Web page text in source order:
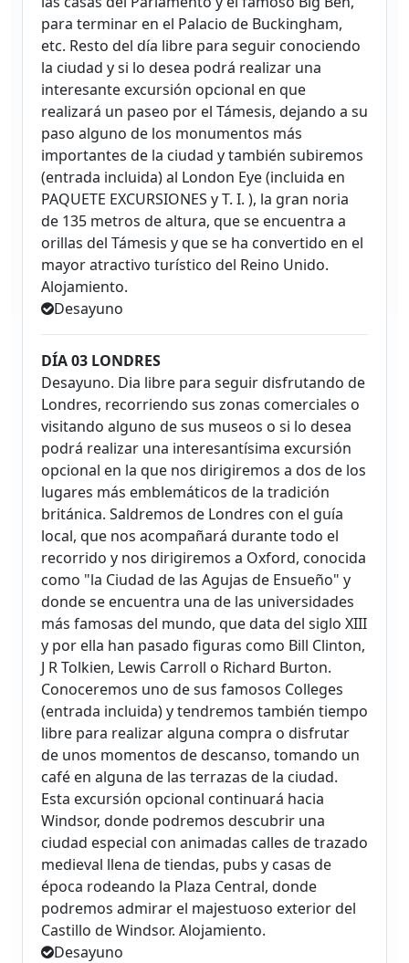
para terminar en el Palacio de Buckingham,
etc. Resto del día libre para seguir conociendo
la ciudad y si lo desea podrá realizar una
interesante excursión opcional en que
realizará un paseo por el Támesis, dejando a su
paso alguno de los monumentos más
importantes de la ciudad y también subiremos
(entrada incluida) al London Eye (incluida en
PAQUETE EXCURSIONES y T. I. ), la gran noria
de 135 metros de altura, que se encuentra a
orillas del Támesis y que se ha convertido en el
mayor atractivo turístico del Reino Unido.
Alojamiento.
Desayuno
DÍA 03 LONDRES
Desayuno. Dia libre para seguir disfrutando de
Londres, recorriendo sus zonas comerciales o
visitando alguno de sus museos o si lo desea
podrá realizar una interesantísima excursión
opcional en la que nos dirigiremos a dos de los
lugares más emblemáticos de la tradición
británica. Saldremos de Londres con el guía
local, que nos acompañará durante todo el
recorrido y nos dirigiremos a Oxford, conocida
como "la Ciudad de las Agujas de Ensueño" y
donde se encuentra una de las universidades
más famosas del mundo, que data del siglo XIII
y por ella han pasado figuras como Bill Clinton,
J R Tolkien, Lewis Carroll o Richard Burton.
Conoceremos uno de sus famosos Colleges
(entrada incluida) y tendremos también tiempo
libre para realizar alguna compra o disfrutar
de unos momentos de descanso, tomando un
café en alguna de las terrazas de la ciudad.
Esta excursión opcional continuará hacia
Windsor, donde podremos descubrir una
ciudad especial con animadas calles de trazado
medieval llena de tiendas, pubs y casas de
época rodeando la Plaza Central, donde
podremos admirar el majestuoso exterior del
Castillo de Windsor. Alojamiento.
Desayuno